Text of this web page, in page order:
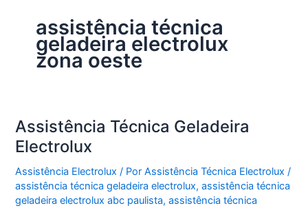
assistência técnica
geladeira electrolux
zona oeste
Assistência Técnica Geladeira
Electrolux
Assistência Electrolux / PorAssistência Técnica Electrolux/
assistência técnica geladeira electrolux,assistência técnica
geladeira electrolux abc paulista,assistência técnica